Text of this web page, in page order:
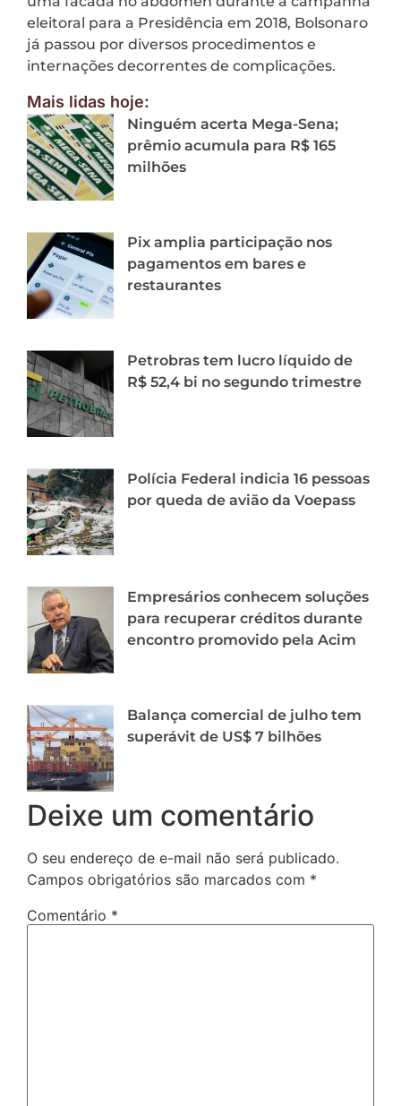
eleitoral para a Presidência em 2018, Bolsonaro
já passou por diversos procedimentos e
internações decorrentes de complicações.
Mais lidas hoje:
Ninguém acerta Mega-Sena;
prêmio acumula para R$ 165
milhões
Pix amplia participação nos
pagamentos em bares e
restaurantes
Petrobras tem lucro líquido de
R$ 52,4 bi no segundo trimestre
Polícia Federal indicia 16 pessoas
por queda de avião da Voepass
Empresários conhecem soluções
para recuperar créditos durante
encontro promovido pela Acim
Balança comercial de julho tem
superávit de US$ 7 bilhões
Deixe um comentário
O seu endereço de e-mail não será publicado.
Campos obrigatórios são marcados com *
Comentário *